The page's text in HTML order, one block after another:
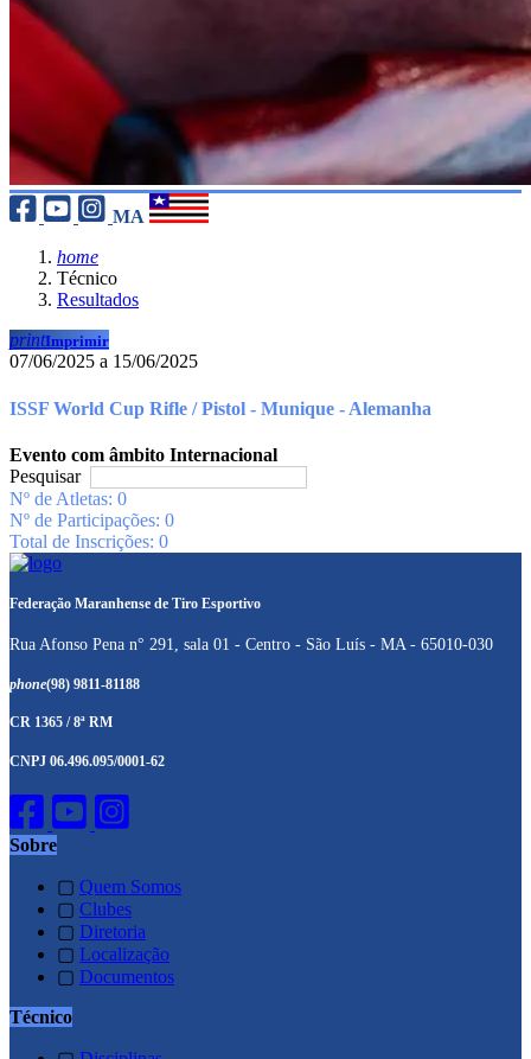
MA
home
Técnico
Resultados
printImprimir
07/06/2025 a 15/06/2025
ISSF World Cup Rifle / Pistol - Munique - Alemanha
Evento com âmbito Internacional
Pesquisar
Nº de Atletas: 0
Nº de Participações: 0
Total de Inscrições: 0
Federação Maranhense de Tiro Esportivo
Rua Afonso Pena n° 291, sala 01 - Centro - São Luís - MA - 65010-030
phone(98) 9811-81188
CR 1365 / 8ª RM
CNPJ 06.496.095/0001-62
Sobre
▢ Quem Somos
▢ Clubes
▢ Diretoria
▢ Localização
▢ Documentos
Técnico